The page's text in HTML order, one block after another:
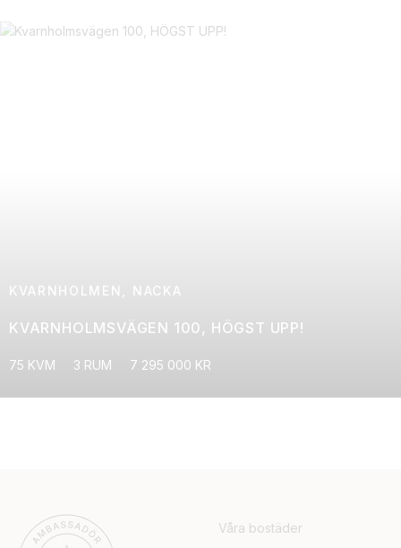
KVARNHOLMEN, NACKA
KVARNHOLMSVÄGEN 100, HÖGST UPP!
75 KVM 3 RUM 7 295 000 KR
Våra bostäder